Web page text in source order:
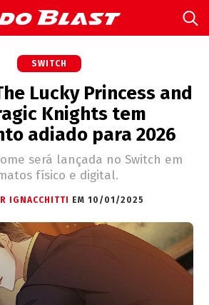
SWITCH
Lucky Princess and
Knights tem
adiado para 2026
será lançada no Switch em
físico e digital.
IGNACCHITTI EM 10/01/2025